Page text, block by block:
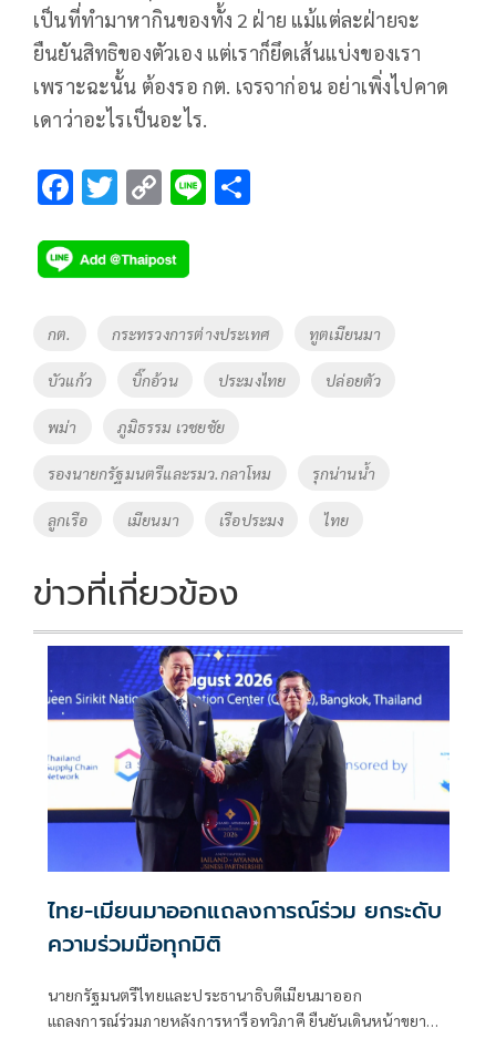
เป็นที่ทำมาหากินของทั้ง 2 ฝ่าย แม้แต่ละฝ่ายจะ
ยืนยันสิทธิของตัวเอง แต่เราก็ยึดเส้นแบ่งของเรา
เพราะฉะนั้น ต้องรอ กต. เจรจาก่อน อย่าเพิ่งไปคาด
เดาว่าอะไรเป็นอะไร.
F
e
b
o
k
T
tt
er
C
p
y
Li
k
Li
Tags
กต. กระทรวงการต่างประเทศ ทูตเมียนมา
บัวแก้ว บิ๊กอ้วน ประมงไทย ปล่อยตัว
พม่า ภูมิธรรม เวชยชัย
รองนายกรัฐมนตรีและรมว.กลาโหม รุกน่านน้ำ
ลูกเรือ เมียนมา เรือประมง ไทย
ข่าวที่เกี่ยวข้อง
ไทย-เมียนมาออกแถลงการณ์ร่วม ยกระดับ
ความร่วมมือทุกมิติ
นายกรัฐมนตรีไทยและประธานาธิบดีเมียนมาออก
แถลงการณ์ร่วมภายหลังการหารือทวิภาคี ยืนยันเดินหน้าขยาย